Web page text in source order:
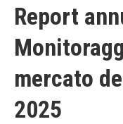
Report
mercato
2025